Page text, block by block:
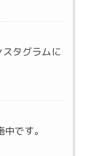
タグラムに
です。